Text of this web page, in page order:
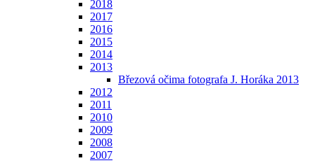
2018
2017
2016
2015
2014
2013
Březová očima fotografa J. Horáka 2013
2012
2011
2010
2009
2008
2007